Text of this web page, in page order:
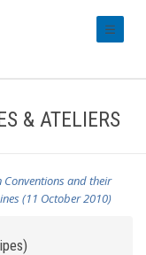
& ATELIERS
Conventions and their
(11 October 2010)